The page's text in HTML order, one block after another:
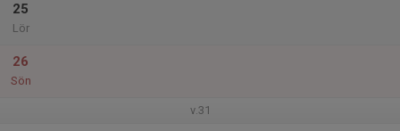
25
Lör
26
Sön
v.31